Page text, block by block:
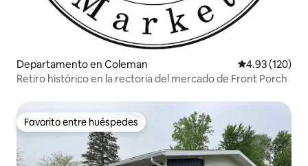
Departamento en Coleman Calificación
4.93 (120)
Retiro histórico en la rectoría del mercado de Front Porch
Favorito entre huéspedes
Favorito entre huéspedes